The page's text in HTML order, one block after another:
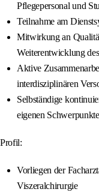
Pflegepersonal und
Teilnahme am
Mitwirkung an
Weiterentwicklung
Aktive
interdisziplinären
Selbständige
eigenen
Profil:
Vorliegen der
Viszeralchirurgie